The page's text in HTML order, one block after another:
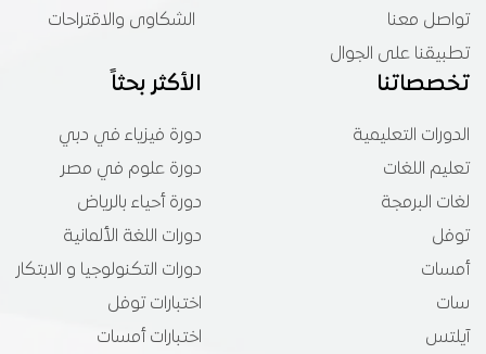
تواصل معنا
تطبيقنا على الجوال
الشكاوى والاقتراحات
تخصصاتنا
الدورات التعليمية
تعليم اللغات
لغات البرمجة
توفل
أمسات
سات
آيلتس
الأكثر بحثاً
دورة فيزياء في دبي
دورة علوم في مصر
دورة أحياء بالرياض
دورات اللغة الألمانية
دورات التكنولوجيا و الابتكار
اختبارات توفل
اختبارات أمسات